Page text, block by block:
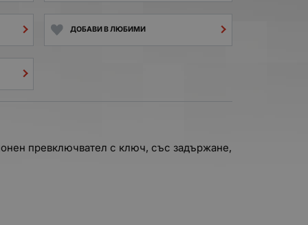
ДОБАВИ В ЛЮБИМИ
превключвател с ключ, със задържане,